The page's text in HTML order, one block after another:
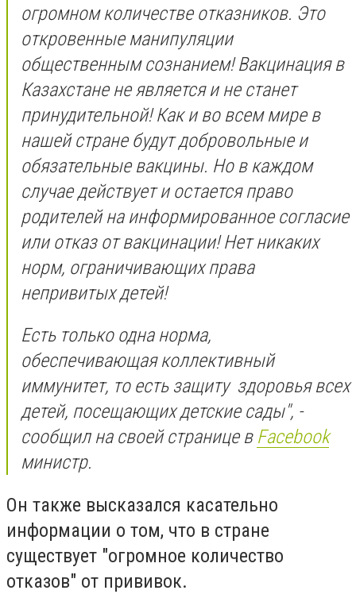
огромном количестве отказников. Это
откровенные манипуляции
общественным сознанием! Вакцинация в
Казахстане не является и не станет
принудительной! Как и во всем мире в
нашей стране будут добровольные и
обязательные вакцины. Но в каждом
случае действует и остается право
родителей на информированное согласие
или отказ от вакцинации! Нет никаких
норм, ограничивающих права
непривитых детей!
Есть только одна норма,
обеспечивающая коллективный
иммунитет, то есть защиту здоровья всех
детей, посещающих детские сады", -
сообщил на своей странице в Facebook
министр.
Он также высказался касательно
информации о том, что в стране
существует "огромное количество
отказов" от прививок.